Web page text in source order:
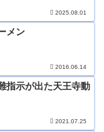
2025.08.01
メン
2016.06.14
指示が出た天王寺動
2021.07.25